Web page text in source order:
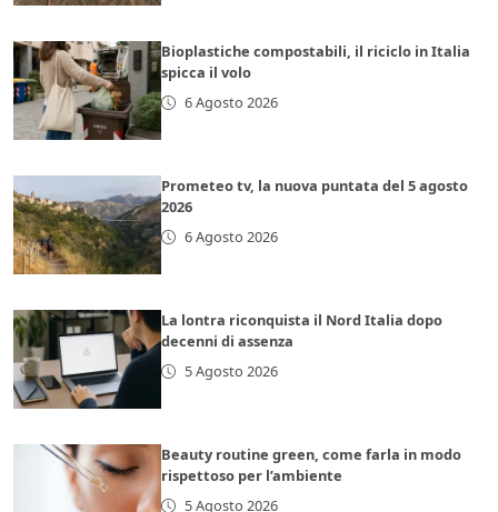
Bioplastiche compostabili, il riciclo in Italia
spicca il volo
6 Agosto 2026
Prometeo tv, la nuova puntata del 5 agosto
2026
6 Agosto 2026
La lontra riconquista il Nord Italia dopo
decenni di assenza
5 Agosto 2026
Beauty routine green, come farla in modo
rispettoso per l’ambiente
5 Agosto 2026